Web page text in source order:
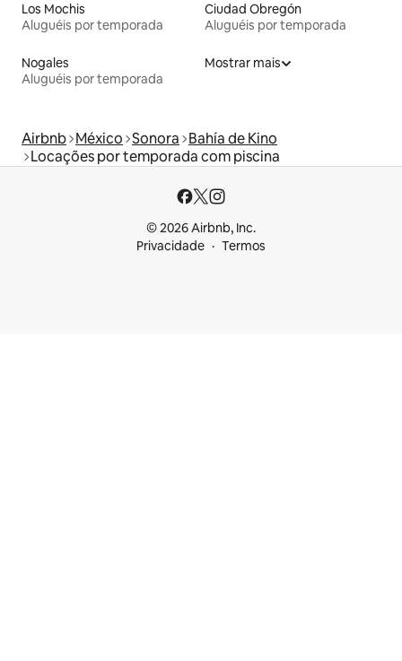
Los Mochis
Aluguéis por temporada
Ciudad Obregón
Aluguéis por temporada
Nogales
Aluguéis por temporada
Mostrar mais
Airbnb México Sonora Bahía de Kino
Locações por temporada com piscina
© 2026 Airbnb, Inc.
Privacidade
Termos